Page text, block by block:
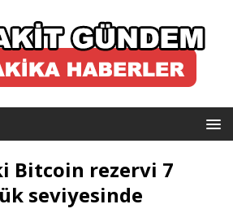
Bitcoin rezervi 7
seviyesinde